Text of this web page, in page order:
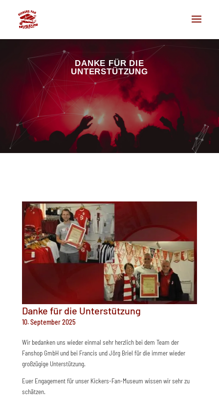
DANKE FÜR DIE
UNTERSTÜTZUNG
Danke für die Unterstützung
10. September 2025
Wir bedanken uns wieder einmal sehr herzlich bei dem Team der
Fanshop GmbH und bei Francis und Jörg Briel für die immer wieder
großzügige Unterstützung.
Euer Engagement für unser Kickers-Fan-Museum wissen wir sehr zu
schätzen.